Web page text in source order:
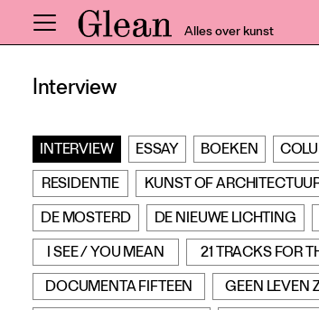
Alles over kunst
Home
Expo
Interviews
Inzicht
Events
Meer rubrieken
Interview
INTERVIEW ESSAY BOEKEN
RESIDENTIE
KUNST OF
DE MOSTERD
DE NIEUWE LICHTING
I SEE / YOU MEAN
21 TRACKS FOR
DOCUMENTA FIFTEEN
GEEN LEVEN